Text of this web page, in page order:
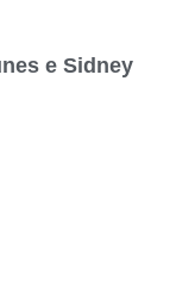
e Sidney